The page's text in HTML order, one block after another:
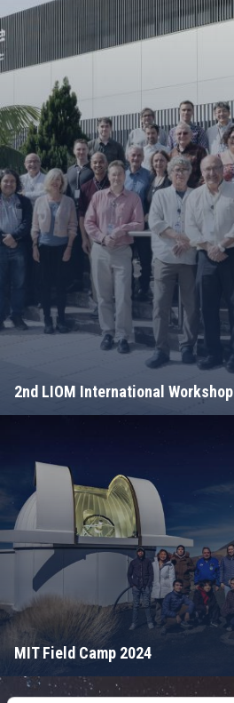
2nd LIOM International Workshop
MIT Field Camp 2024